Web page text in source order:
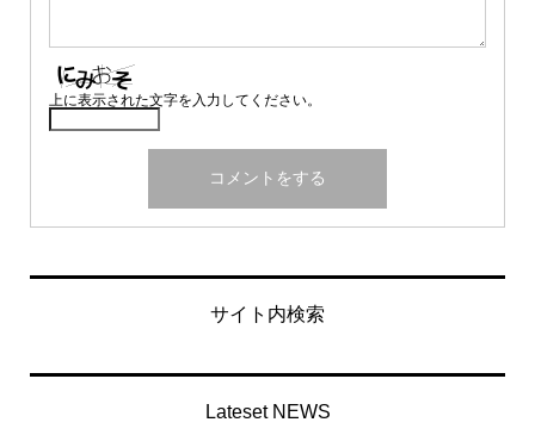
上に表示された文字を入力してください。
サイト内検索
Lateset NEWS